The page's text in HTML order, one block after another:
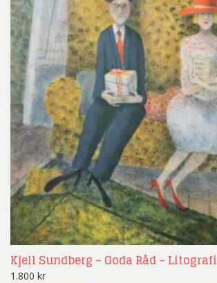
Kjell Sundberg – Goda Råd – Litografi
1.800 kr